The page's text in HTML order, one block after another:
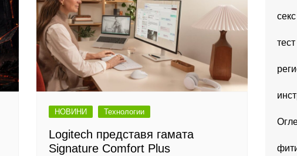
НОВИНИ Технологии
Logitech представя гамата
Signature Comfort Plus